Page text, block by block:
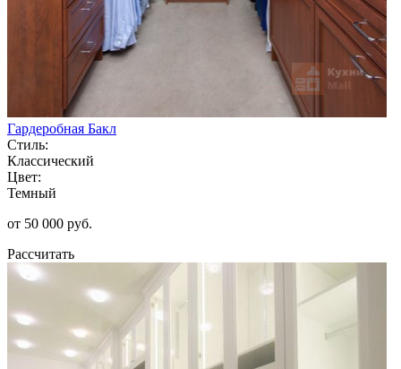
Гардеробная Бакл
Стиль:
Классический
Цвет:
Темный
от 50 000 руб.
Рассчитать